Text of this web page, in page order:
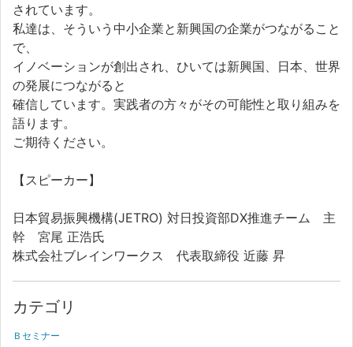
されています。
私達は、そういう中小企業と新興国の企業がつながること
で、
イノベーションが創出され、ひいては新興国、日本、世界
の発展につながると
確信しています。実践者の方々がその可能性と取り組みを
語ります。
ご期待ください。
【スピーカー】
日本貿易振興機構(JETRO) 対日投資部DX推進チーム 主
幹 宮尾 正浩氏
株式会社ブレインワークス 代表取締役 近藤 昇
カテゴリ
Ｂセミナー